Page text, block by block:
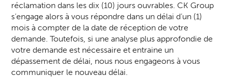
réclamation dans les dix (10) jours ouvrables. CK Group
s’engage alors à vous répondre dans un délai d’un (1)
mois à compter de la date de réception de votre
demande. Toutefois, si une analyse plus approfondie de
votre demande est nécessaire et entraine un
dépassement de délai, nous nous engageons à vous
communiquer le nouveau délai.